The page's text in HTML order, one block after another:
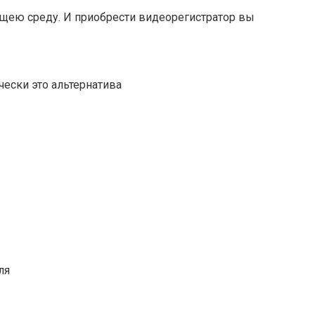
среду. И приобрести видеорегистратор вы
это альтернатива